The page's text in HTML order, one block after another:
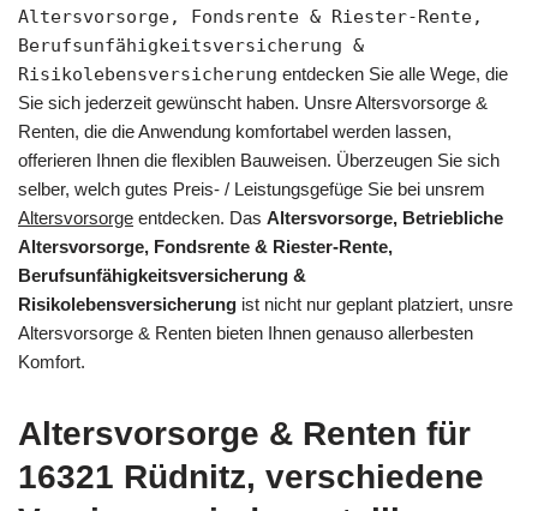
Altersvorsorge, Fondsrente & Riester-Rente,
Berufsunfähigkeitsversicherung &
Risikolebensversicherung entdecken Sie alle Wege, die
Sie sich jederzeit gewünscht haben. Unsre Altersvorsorge &
Renten, die die Anwendung komfortabel werden lassen,
offerieren Ihnen die flexiblen Bauweisen. Überzeugen Sie sich
selber, welch gutes Preis- / Leistungsgefüge Sie bei unsrem
Altersvorsorge entdecken. Das Altersvorsorge, Betriebliche
Altersvorsorge, Fondsrente & Riester-Rente,
Berufsunfähigkeitsversicherung &
Risikolebensversicherung ist nicht nur geplant platziert, unsre
Altersvorsorge & Renten bieten Ihnen genauso allerbesten
Komfort.
Altersvorsorge & Renten für
16321 Rüdnitz, verschiedene